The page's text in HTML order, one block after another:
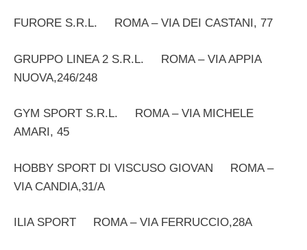
FURORE S.R.L. ROMA – VIA DEI CASTANI, 77
GRUPPO LINEA 2 S.R.L. ROMA – VIA APPIA
NUOVA,246/248
GYM SPORT S.R.L. ROMA – VIA MICHELE
AMARI, 45
HOBBY SPORT DI VISCUSO GIOVAN ROMA –
VIA CANDIA,31/A
ILIA SPORT ROMA – VIA FERRUCCIO,28A